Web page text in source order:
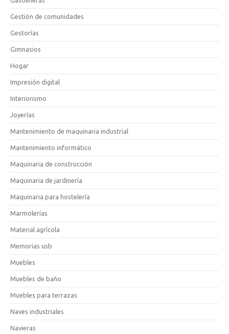
Gestión de comunidades
Gestorías
Gimnasios
Hogar
Impresión digital
Interiorismo
Joyerías
Mantenimiento de maquinaria industrial
Mantenimiento informático
Maquinaria de construcción
Maquinaria de jardinería
Maquinaria para hostelería
Marmolerías
Material agrícola
Memorias usb
Muebles
Muebles de baño
Muebles para terrazas
Naves industriales
Navieras